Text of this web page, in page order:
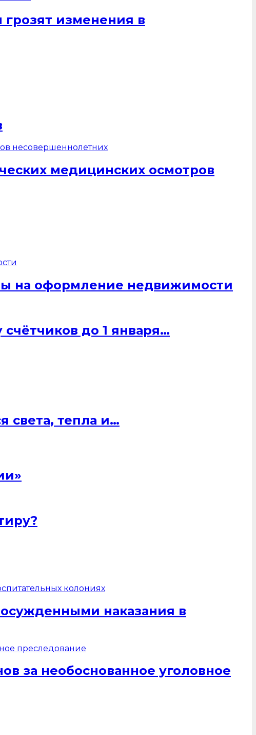
грозят изменения в
медицинских осмотров
на оформление недвижимости
до 1 января…
света, тепла и…
наказания в
за необоснованное уголовное